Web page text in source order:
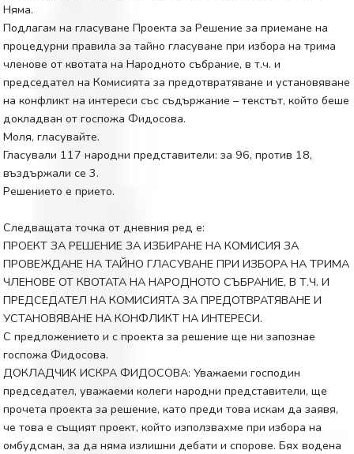
Няма.
Подлагам на гласуване Проекта за Решение за приемане на
процедурни правила за тайно гласуване при избора на трима
членове от квотата на Народното събрание, в т.ч. и
председател на Комисията за предотвратяване и установяване
на конфликт на интереси със съдържание – текстът, който беше
докладван от госпожа Фидосова.
Моля, гласувайте.
Гласували 117 народни представители: за 96, против 18,
въздържали се 3.
Решението е прието.
Следващата точка от дневния ред е:
ПРОЕКТ ЗА РЕШЕНИЕ ЗА ИЗБИРАНЕ НА КОМИСИЯ ЗА
ПРОВЕЖДАНЕ НА ТАЙНО ГЛАСУВАНЕ ПРИ ИЗБОРА НА ТРИМА
ЧЛЕНОВЕ ОТ КВОТАТА НА НАРОДНОТО СЪБРАНИЕ, В Т.Ч. И
ПРЕДСЕДАТЕЛ НА КОМИСИЯТА ЗА ПРЕДОТВРАТЯВАНЕ И
УСТАНОВЯВАНЕ НА КОНФЛИКТ НА ИНТЕРЕСИ.
С предложението и с проекта за решение ще ни запознае
госпожа Фидосова.
ДОКЛАДЧИК ИСКРА ФИДОСОВА: Уважаеми господин
председател, уважаеми колеги народни представители, ще
прочета проекта за решение, като преди това искам да заявя,
че това е същият проект, който използвахме при избора на
омбудсман, за да няма излишни дебати и спорове. Бях водена